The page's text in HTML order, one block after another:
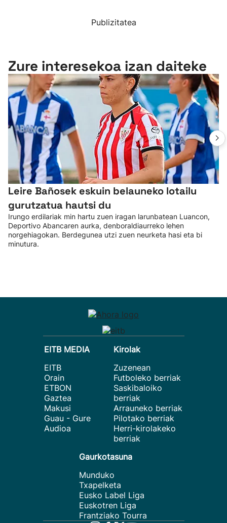
Publizitatea
Zure interesekoa izan daiteke
Leire Bañosek eskuin belauneko lotailu
gurutzatua hautsi du
Irungo erdilariak min hartu zuen iragan larunbatean Luancon,
Deportivo Abancaren aurka, denboraldiaurreko lehen
norgehiagokan. Berdegunea utzi zuen neurketa hasi eta bi
minutura.
EITB MEDIA
EITB
Orain
ETBON
Gaztea
Makusi
Guau - Gure
Audioa
Kirolak
Zuzenean
Futboleko berriak
Saskibaloiko
berriak
Arrauneko berriak
Pilotako berriak
Herri-kirolakeko
berriak
Gaurkotasuna
Munduko
Txapelketa
Eusko Label Liga
Euskotren Liga
Frantziako Tourra